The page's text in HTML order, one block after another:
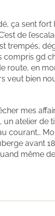
ça sent fort
de
trempés,
compris gd
route, en
veut bien
mes
atelier de
courant…
avant
même